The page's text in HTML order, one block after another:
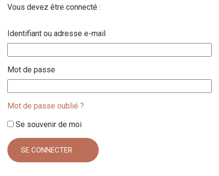
Vous devez être connecté :
Identifiant ou adresse e-mail
Mot de passe
Mot de passe oublié ?
Se souvenir de moi